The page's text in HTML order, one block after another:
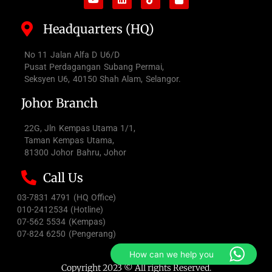
Headquarters (HQ)
No 11 Jalan Alfa D U6/D
Pusat Perdagangan Subang Permai,
Seksyen U6, 40150 Shah Alam, Selangor.
Johor Branch
22G, Jln Kempas Utama 1/1,
Taman Kempas Utama,
81300 Johor Bahru, Johor
Call Us
03-7831 4791 (HQ Office)
010-2412534 (Hotline)
07-562 5534 (Kempas)
07-824 6250 (Pengerang)
Copyright 2023 © All rights Reserved.
How can we help you